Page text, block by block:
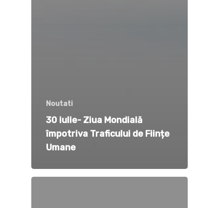
Noutati
30 iulie- Ziua Mondială
împotriva Traficului de Ființe
Umane